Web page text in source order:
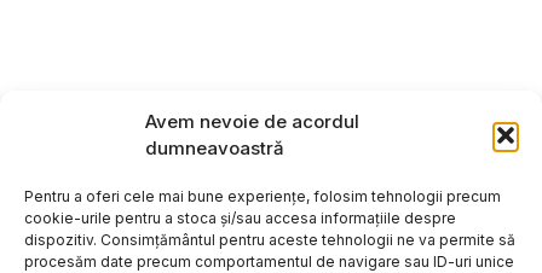
Avem nevoie de acordul
dumneavoastră
Pentru a oferi cele mai bune experiențe, folosim tehnologii precum
cookie-urile pentru a stoca și/sau accesa informațiile despre
dispozitiv. Consimțământul pentru aceste tehnologii ne va permite să
procesăm date precum comportamentul de navigare sau ID-uri unice